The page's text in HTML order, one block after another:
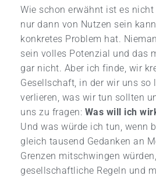
Wie schon erwähnt ist es
nur dann von Nutzen sein
konkretes Problem hat.
sein volles Potenzial und das
gar nicht. Aber ich finde, wir
Gesellschaft, in der wir uns so
verlieren, was wir tun sollten
uns zu fragen: Was will ich
Und was würde ich tun, wenn
gleich tausend Gedanken an
Grenzen mitschwingen
gesellschaftliche Regeln und